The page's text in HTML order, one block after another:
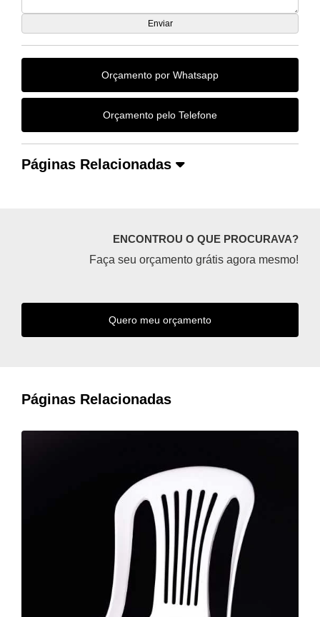
Orçamento por Whatsapp
Orçamento pelo Telefone
Páginas Relacionadas
ENCONTROU O QUE PROCURAVA?
Faça seu orçamento grátis agora mesmo!
Quero meu orçamento
Páginas Relacionadas